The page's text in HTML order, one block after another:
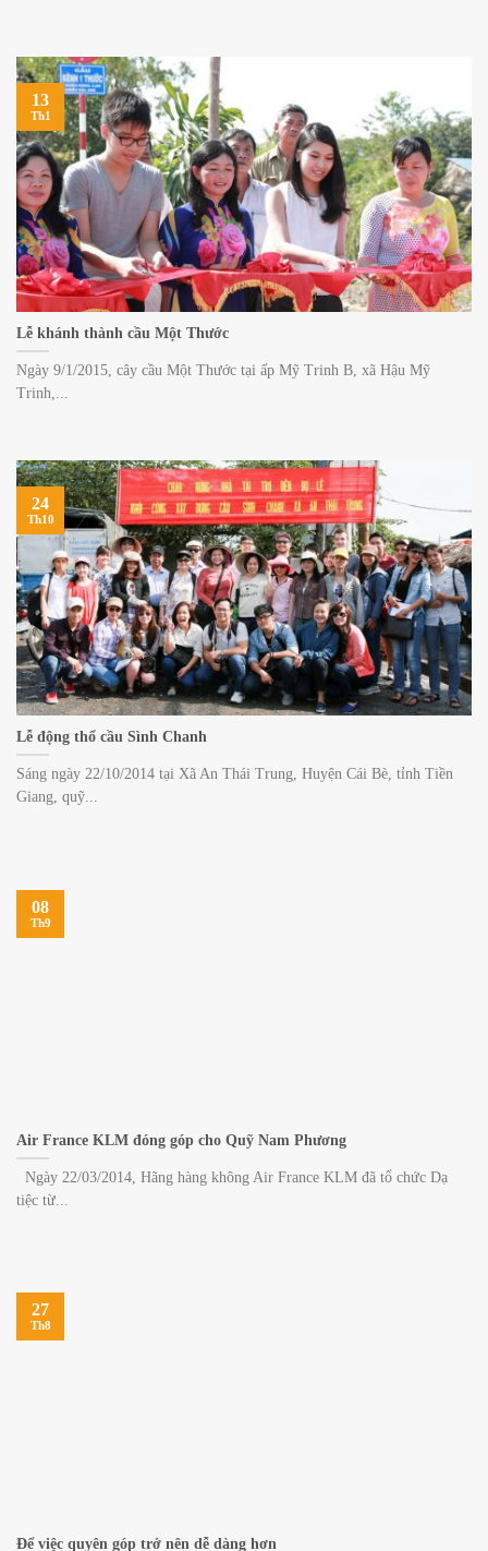
Lễ khánh thành cầu Một Thước
Ngày 9/1/2015, cây cầu Một Thước tại ấp Mỹ Trinh B, xã Hậu Mỹ
Trinh,...
13
Th1
Lễ động thổ cầu Sình Chanh
Sáng ngày 22/10/2014 tại Xã An Thái Trung, Huyện Cái Bè, tỉnh Tiền
Giang, quỹ...
24
Th10
Air France KLM đóng góp cho Quỹ Nam Phương
Ngày 22/03/2014, Hãng hàng không Air France KLM đã tổ chức Dạ
tiệc từ...
08
Th9
Để việc quyên góp trở nên dễ dàng hơn
27
Th8